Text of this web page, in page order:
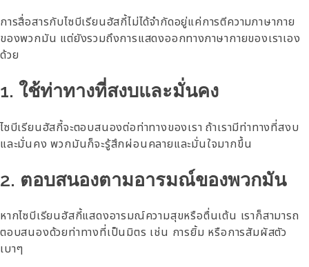
การสื่อสารกับไซบีเรียนฮัสกี้ไม่ได้จำกัดอยู่แค่การตีความภาษากาย
ของพวกมัน แต่ยังรวมถึงการแสดงออกทางภาษากายของเราเอง
ด้วย
1. ใช้ท่าทางที่สงบและมั่นคง
ไซบีเรียนฮัสกี้จะตอบสนองต่อท่าทางของเรา ถ้าเรามีท่าทางที่สงบ
และมั่นคง พวกมันก็จะรู้สึกผ่อนคลายและมั่นใจมากขึ้น
2. ตอบสนองตามอารมณ์ของพวกมัน
หากไซบีเรียนฮัสกี้แสดงอารมณ์ความสุขหรือตื่นเต้น เราก็สามารถ
ตอบสนองด้วยท่าทางที่เป็นมิตร เช่น การยิ้ม หรือการสัมผัสตัว
เบาๆ